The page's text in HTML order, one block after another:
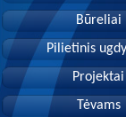
Būreliai
Pilietinis
Projektai
Tėvams